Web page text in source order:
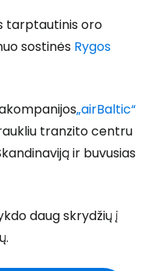
tarptautinis oro
sostinės Rygos
„airBaltic“
tranzito centru
ir buvusias
daug skrydžių į